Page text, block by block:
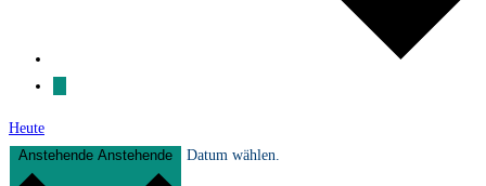
Heute
Anstehende Anstehende Datum wählen.